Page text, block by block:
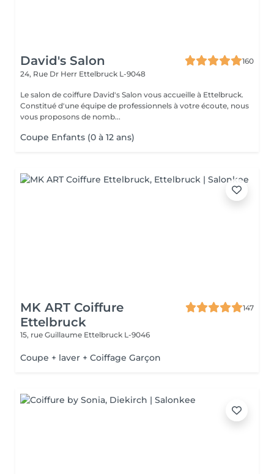
David's Salon
160
24, Rue Dr Herr Ettelbruck L-9048
Le salon de coiffure David's Salon vous accueille à Ettelbruck.
Constitué d'une équipe de professionnels à votre écoute, nous
vous proposons de nomb...
Coupe Enfants (0 à 12 ans)
MK ART Coiffure
Ettelbruck
147
15, rue Guillaume Ettelbruck L-9046
Coupe + laver + Coiffage Garçon